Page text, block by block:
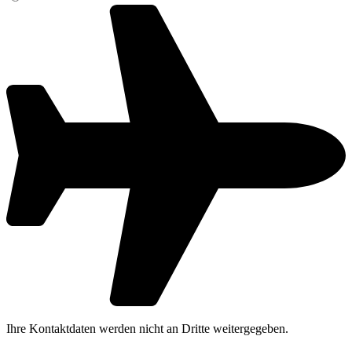
Ihre Kontaktdaten werden nicht an Dritte weitergegeben.